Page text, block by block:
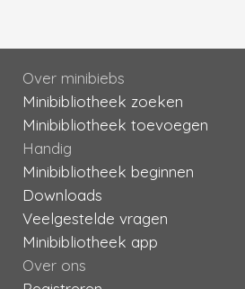
Over minibiebs
Minibibliotheek zoeken
Minibibliotheek toevoegen
Handig
Minibibliotheek beginnen
Downloads
Veelgestelde vragen
Minibibliotheek app
Over ons